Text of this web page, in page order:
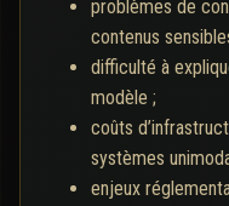
problèmes de
contenus
difficulté à
modèle ;
coûts
systèmes
enjeux